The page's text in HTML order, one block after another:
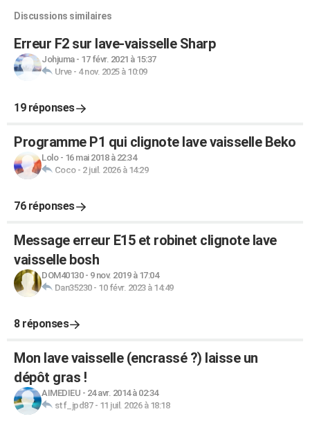
Discussions similaires
Erreur F2 sur lave-vaisselle Sharp
Johjuma- 17 févr. 2021 à 15:37
Urve- 4 nov. 2025 à 10:09
19 réponses
Programme P1 qui clignote lave vaisselle Beko
Lolo- 16 mai 2018 à 22:34
Coco- 2 juil. 2026 à 14:29
76 réponses
Message erreur E15 et robinet clignote lave
vaisselle bosh
DOM40130- 9 nov. 2019 à 17:04
Dan35230- 10 févr. 2023 à 14:49
8 réponses
Mon lave vaisselle (encrassé ?) laisse un
dépôt gras !
AIMEDIEU - 24 avr. 2014 à 02:34
stf_jpd87- 11 juil. 2026 à 18:18